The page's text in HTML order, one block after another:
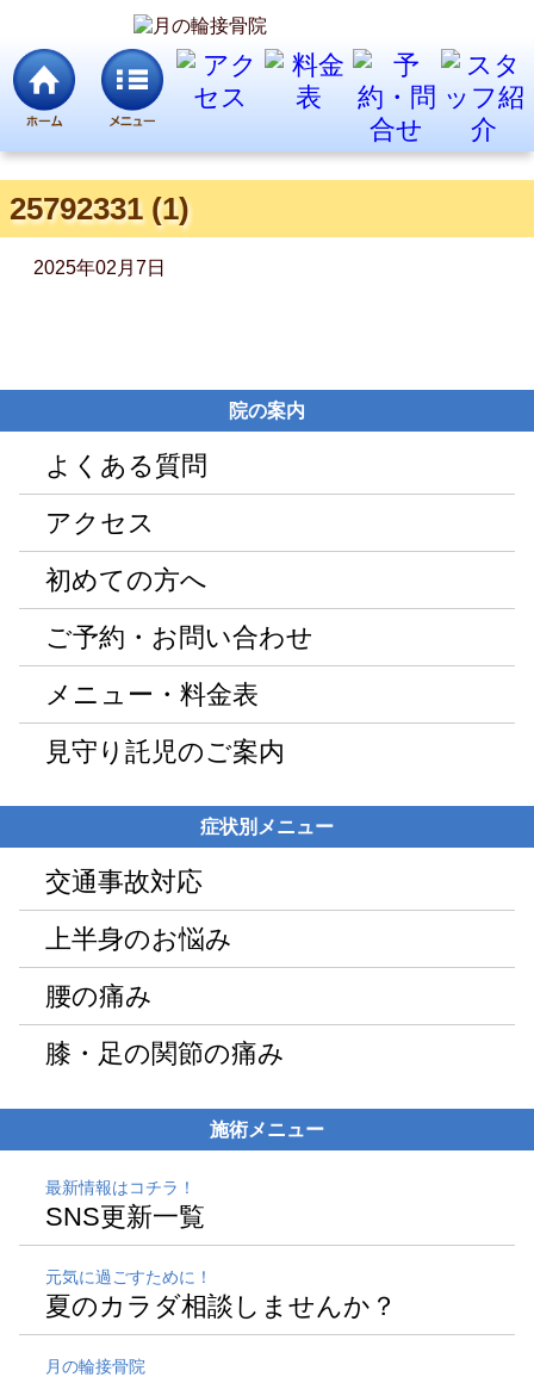
25792331 (1)
2025年02月7日
院の案内
よくある質問
アクセス
初めての方へ
ご予約・お問い合わせ
メニュー・料金表
見守り託児のご案内
症状別メニュー
交通事故対応
上半身のお悩み
腰の痛み
膝・足の関節の痛み
施術メニュー
最新情報はコチラ！
SNS更新一覧
元気に過ごすために！
夏のカラダ相談しませんか？
月の輪接骨院